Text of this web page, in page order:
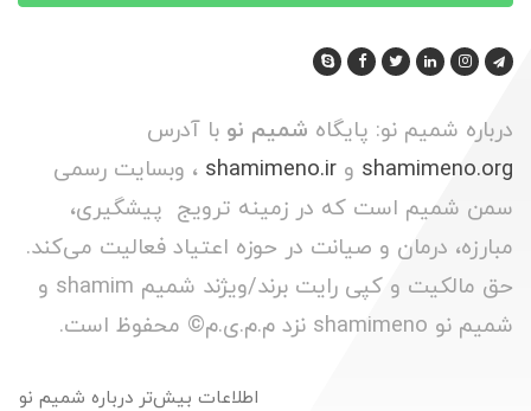
درباره شمیم نو: پایگاه شمیم نو با آدرس
shamimeno.org و shamimeno.ir ، وبسایت رسمی
سمن شمیم است که در زمینه ترویج پیشگیری،
مبارزه، درمان و صیانت در حوزه اعتیاد فعالیت می‌کند.
حق مالکیت و کپی رایت برند/ویژند شمیم shamim و
شمیم نو shamimeno نزد م.م.ی.م© محفوظ است.
اطلاعات بیش‌تر درباره شمیم نو